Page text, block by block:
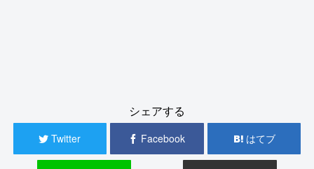
シェアする
Twitter Facebook はてブ